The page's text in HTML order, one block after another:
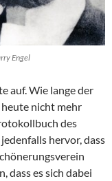
Engel
auf. Wie lange der
nicht mehr
des
hervor, dass
dass es sich dabei